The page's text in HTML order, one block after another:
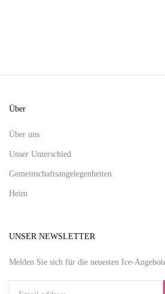
Über
Über uns
Unser Unterschied
Gemeinschaftsangelegenheiten
Heim
UNSER NEWSLETTER
Melden Sie sich für die neuesten Ice-